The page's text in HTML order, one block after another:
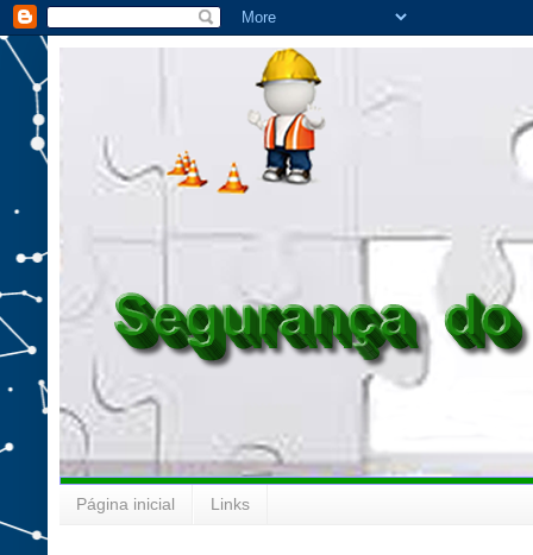
Página inicial Links